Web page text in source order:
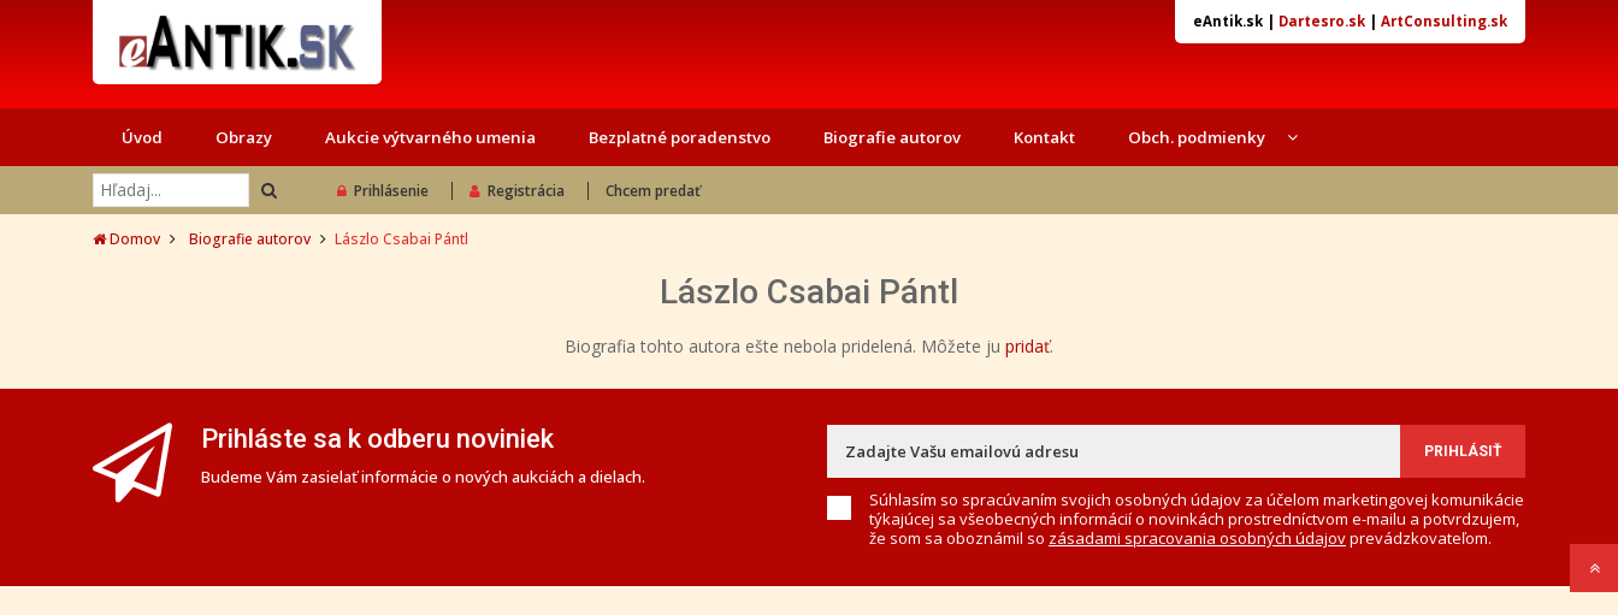
eAntik.sk| Dartesro.sk| ArtConsulting.sk
Úvod Obrazy Aukcie výtvarného umenia Bezplatné poradenstvo Biografie autorov Kontakt Obch. podmienky
Prihlásenie Registrácia Chcem predať
Domov Biografie autorov Lászlo Csabai Pántl
Lászlo Csabai Pántl
Biografia tohto autora ešte nebola pridelená. Môžete ju pridať.
Prihláste sa k odberu noviniek
Budeme Vám zasielať informácie o nových aukciách a dielach.
Súhlasím so spracúvaním svojich osobných údajov za účelom marketingovej komunikácie
týkajúcej sa všeobecných informácií o novinkách prostredníctvom e-mailu a potvrdzujem,
že som sa oboznámil so zásadami spracovania osobných údajovprevádzkovateľom.